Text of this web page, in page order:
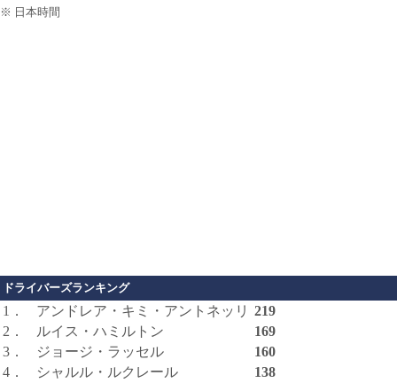
※ 日本時間
ドライバーズランキング
1． アンドレア・キミ・アントネッリ 219
2．
ルイス・ハミルトン
169
3．
ジョージ・ラッセル
160
4．
シャルル・ルクレール
138